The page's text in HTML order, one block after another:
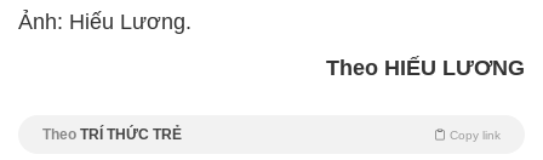
Ảnh: Hiếu Lương.
Theo HIẾU LƯƠNG
Theo TRÍ THỨC TRẺ Copy link